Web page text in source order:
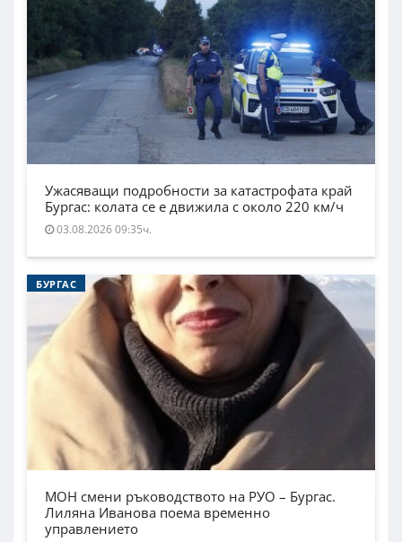
Ужасяващи подробности за катастрофата край
Бургас: колата се е движила с около 220 км/ч
03.08.2026 09:35ч.
БУРГАС
МОН смени ръководството на РУО – Бургас.
Лиляна Иванова поема временно
управлението